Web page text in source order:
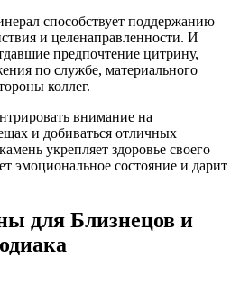
способствует поддержанию
и целенаправленности. И
предпочтение цитрину,
по службе, материального
коллег.
внимание на
и добиваться отличных
укрепляет здоровье своего
эмоциональное состояние и дарит
для Близнецов и